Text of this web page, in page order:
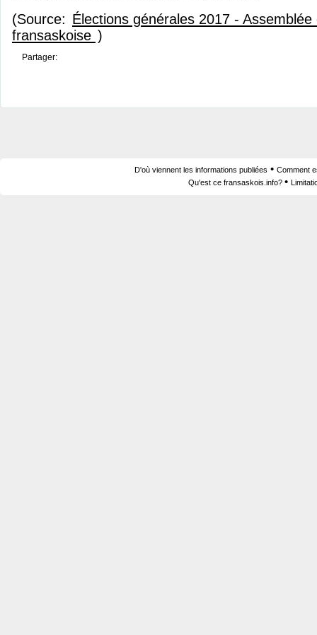
(Source: Élections générales 2017 -
fransaskoise )
Partager:
D'où viennent les informations publiées • Comment
Qu'est ce fransaskois.info? •